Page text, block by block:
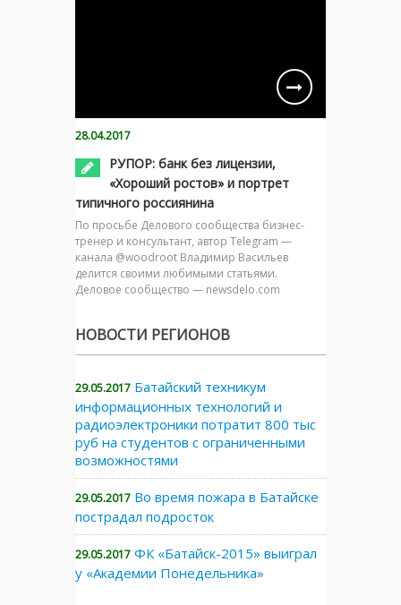
28.04.2017
РУПОР: банк без лицензии,
«Хороший ростов» и портрет
типичного россиянина
По просьбе Делового сообщества бизнес-
тренер и консультант, автор Telegram —
канала @woodroot Владимир Васильев
делится своими любимыми статьями.
Деловое сообщество — newsdelo.com
НОВОСТИ РЕГИОНОВ
29.05.2017 Батайский техникум
информационных технологий и
радиоэлектроники потратит 800 тыс
руб на студентов с ограниченными
возможностями
29.05.2017 Во время пожара в Батайске
пострадал подросток
29.05.2017 ФК «Батайск-2015» выиграл
у «Академии Понедельника»